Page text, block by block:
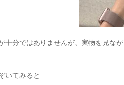
十分ではありませんが、実物を見な
いてみると――